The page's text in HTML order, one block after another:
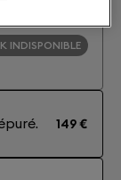
INDISPONIBLE
149 €